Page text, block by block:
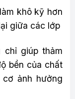
khô kỹ hơn
giữa các lớp
chỉ giúp thảm
bền của chất
ảnh hưởng